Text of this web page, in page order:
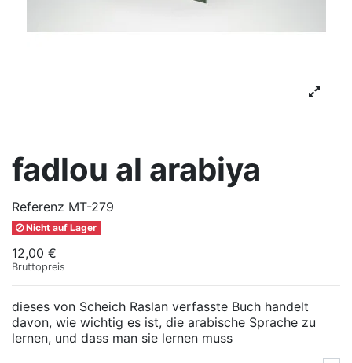
fadlou al arabiya
Referenz MT-279
Nicht auf Lager
12,00 €
Bruttopreis
dieses von Scheich Raslan verfasste Buch handelt
davon, wie wichtig es ist, die arabische Sprache zu
lernen, und dass man sie lernen muss